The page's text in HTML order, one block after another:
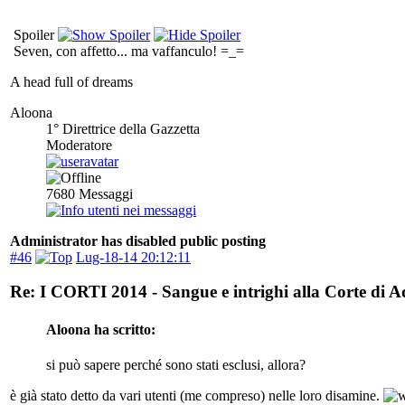
Spoiler
Seven, con affetto... ma vaffanculo! =_=
A head full of dreams
Aloona
1° Direttrice della Gazzetta
Moderatore
7680 Messaggi
Administrator has disabled public posting
#46
Lug-18-14 20:12:11
Re: I CORTI 2014 - Sangue e intrighi alla Corte di
Aloona ha scritto:
si può sapere perché sono stati esclusi, allora?
è già stato detto da vari utenti (me compreso) nelle loro disamine.